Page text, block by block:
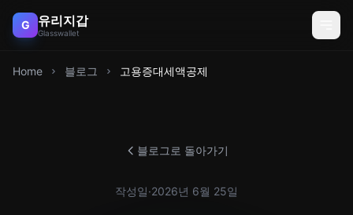
G 유리지갑
Glasswallet
Home 블로그 고용증대세액공제
블로그로 돌아가기
작성일·2026년 6월 25일